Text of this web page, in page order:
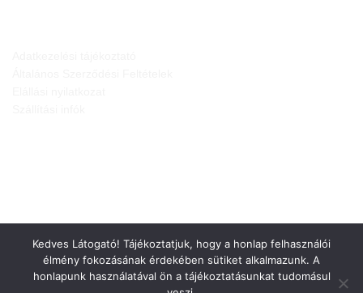
Kedves Látogató! Tájékoztatjuk, hogy a honlap felhasználói
élmény fokozásának érdekében sütiket alkalmazunk. A
honlapunk használatával ön a tájékoztatásunkat tudomásul